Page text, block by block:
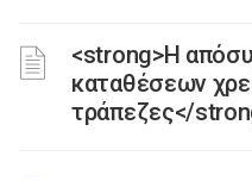
<strong>Η
καταθέσεων
τράπεζες</